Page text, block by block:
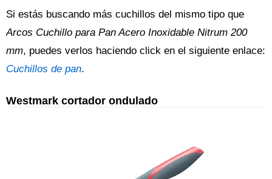
Si estás buscando más cuchillos del mismo tipo que
Arcos Cuchillo para Pan Acero Inoxidable Nitrum 200
mm, puedes verlos haciendo click en el siguiente enlace:
Cuchillos de pan.
Westmark cortador ondulado